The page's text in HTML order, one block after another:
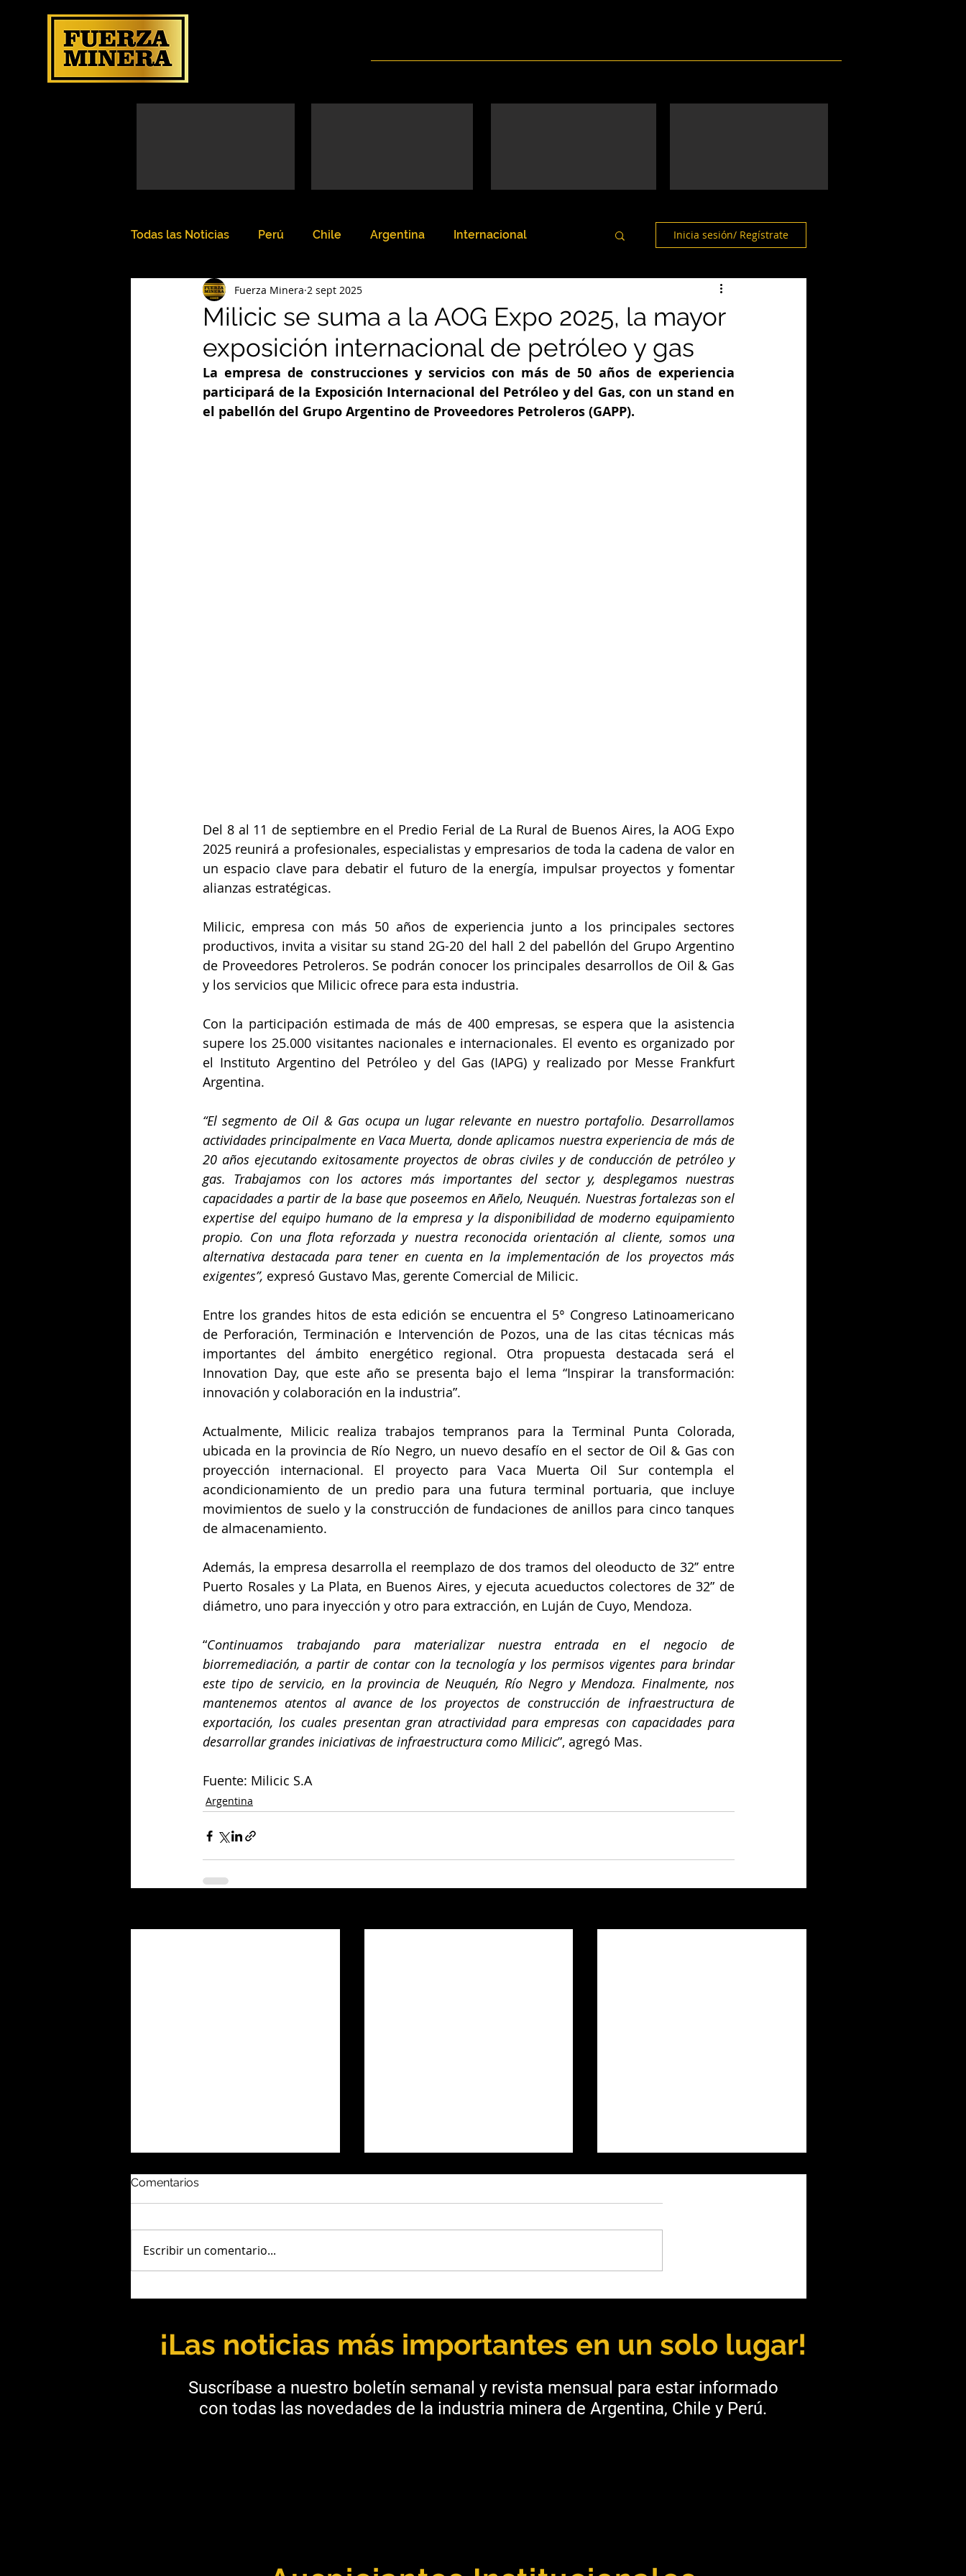
Todas las Noticias Perú Chile Argentina Internacional Inicia sesión/ Regístrate
Milicic se suma a la AOG Expo 2025, la mayor
exposición internacional de petróleo y gas
Fuerza Minera 2 sept 2025
La empresa de construcciones y servicios con más de 50 años de experiencia
participará de la Exposición Internacional del Petróleo y del Gas, con un stand en
el pabellón del Grupo Argentino de Proveedores Petroleros (GAPP).
Del 8 al 11 de septiembre en el Predio Ferial de La Rural de Buenos Aires, la AOG Expo
2025 reunirá a profesionales, especialistas y empresarios de toda la cadena de valor en
un espacio clave para debatir el futuro de la energía, impulsar proyectos y fomentar
alianzas estratégicas.
Milicic, empresa con más 50 años de experiencia junto a los principales sectores
productivos, invita a visitar su stand 2G-20 del hall 2 del pabellón del Grupo Argentino
de Proveedores Petroleros. Se podrán conocer los principales desarrollos de Oil & Gas
y los servicios que Milicic ofrece para esta industria.
Con la participación estimada de más de 400 empresas, se espera que la asistencia
supere los 25.000 visitantes nacionales e internacionales. El evento es organizado por
el Instituto Argentino del Petróleo y del Gas (IAPG) y realizado por Messe Frankfurt
Argentina.
“El segmento de Oil & Gas ocupa un lugar relevante en nuestro portafolio. Desarrollamos
actividades principalmente en Vaca Muerta, donde aplicamos nuestra experiencia de más de
20 años ejecutando exitosamente proyectos de obras civiles y de conducción de petróleo y
gas. Trabajamos con los actores más importantes del sector y, desplegamos nuestras
capacidades a partir de la base que poseemos en Añelo, Neuquén. Nuestras fortalezas son el
expertise del equipo humano de la empresa y la disponibilidad de moderno equipamiento
propio. Con una flota reforzada y nuestra reconocida orientación al cliente, somos una
alternativa destacada para tener en cuenta en la implementación de los proyectos más
exigentes”, expresó Gustavo Mas, gerente Comercial de Milicic.
Entre los grandes hitos de esta edición se encuentra el 5° Congreso Latinoamericano
de Perforación, Terminación e Intervención de Pozos, una de las citas técnicas más
importantes del ámbito energético regional. Otra propuesta destacada será el
Innovation Day, que este año se presenta bajo el lema “Inspirar la transformación:
innovación y colaboración en la industria”.
Actualmente, Milicic realiza trabajos tempranos para la Terminal Punta Colorada,
ubicada en la provincia de Río Negro, un nuevo desafío en el sector de Oil & Gas con
proyección internacional. El proyecto para Vaca Muerta Oil Sur contempla el
acondicionamiento de un predio para una futura terminal portuaria, que incluye
movimientos de suelo y la construcción de fundaciones de anillos para cinco tanques
de almacenamiento.
Además, la empresa desarrolla el reemplazo de dos tramos del oleoducto de 32’’ entre
Puerto Rosales y La Plata, en Buenos Aires, y ejecuta acueductos colectores de 32” de
diámetro, uno para inyección y otro para extracción, en Luján de Cuyo, Mendoza.
“Continuamos trabajando para materializar nuestra entrada en el negocio de
biorremediación, a partir de contar con la tecnología y los permisos vigentes para brindar
este tipo de servicio, en la provincia de Neuquén, Río Negro y Mendoza. Finalmente, nos
mantenemos atentos al avance de los proyectos de construcción de infraestructura de
exportación, los cuales presentan gran atractividad para empresas con capacidades para
desarrollar grandes iniciativas de infraestructura como Milicic”, agregó Mas.
Fuente: Milicic S.A
Argentina
Salta: UNSa y Taca Taca
San Juan: Vicuña aportará
Mendoza: Kobrea y BHP se
Comentarios
Escribir un comentario...
¡Las noticias más importantes en un solo lugar!
Suscríbase a nuestro boletín semanal y revista mensual para estar informado
con todas las novedades de la industria minera de Argentina, Chile y Perú.